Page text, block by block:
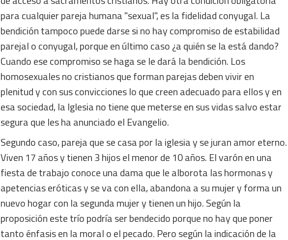
para cualquier pareja humana "sexual", es la fidelidad conyugal. La
bendición tampoco puede darse si no hay compromiso de estabilidad
parejal o conyugal, porque en último caso ¿a quién se la está dando?
Cuando ese compromiso se haga se le dará la bendición. Los
homosexuales no cristianos que forman parejas deben vivir en
plenitud y con sus convicciones lo que creen adecuado para ellos y en
esa sociedad, la Iglesia no tiene que meterse en sus vidas salvo estar
segura que les ha anunciado el Evangelio.
Segundo caso, pareja que se casa por la iglesia y se juran amor eterno.
Viven 17 años y tienen 3 hijos el menor de 10 años. El varón en una
fiesta de trabajo conoce una dama que le alborota las hormonas y
apetencias eróticas y se va con ella, abandona a su mujer y forma un
nuevo hogar con la segunda mujer y tienen un hijo. Según la
proposición este trío podría ser bendecido porque no hay que poner
tanto énfasis en la moral o el pecado. Pero según la indicación de la